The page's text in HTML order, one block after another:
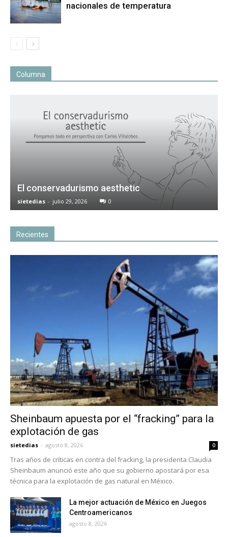
nacionales de temperatura
Columna
El conservadurismo aesthetic
sietedias - julio 29, 2026 0
Recientes
Sheinbaum apuesta por el “fracking” para la
explotación de gas
sietedias - agosto 8, 2026 0
Tras años de críticas en contra del fracking, la presidenta Claudia
Sheinbaum anunció este año que su gobierno apostará por esa
técnica para la explotación de gas natural en México.
La mejor actuación de México en Juegos
Centroamericanos
agosto 8, 2026